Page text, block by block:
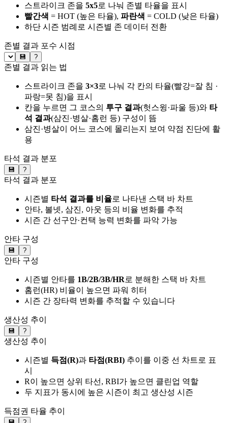
스트라이크 존을 5x5로 나눠 존별 타율을 표시
빨간색 = HOT (높은 타율), 파란색 = COLD (낮은 타율)
하단 시즌 범례로 시즌별 존 데이터 전환
존별 결과 포수 시점
💾 ?
존별 결과 읽는 법
스트라이크 존을 3×3로 나눠 각 칸의 타율(빨강=잘 침 ·
파랑=못 침)을 표시
칸을 누르면 그 코스의 투구 결과(헛스윙·파울 등)와 타
석 결과(삼진·병살·홈런 등) 구성이 뜸
삼진·병살이 어느 코스에 몰리는지 보여 약점 진단에 활
용
타석 결과 분포
💾 ?
타석 결과 분포
시즌별 타석 결과를 비율로 나타낸 스택 바 차트
안타, 볼넷, 삼진, 아웃 등의 비율 변화를 추적
시즌 간 선구안·컨택 능력 변화를 파악 가능
안타 구성
💾 ?
안타 구성
시즌별 안타를 1B/2B/3B/HR로 분해한 스택 바 차트
홈런(HR) 비율이 높으면 파워 히터
시즌 간 장타력 변화를 추적할 수 있습니다
생산성 추이
💾 ?
생산성 추이
시즌별 득점(R)과 타점(RBI) 추이를 이중 선 차트로 표
시
R이 높으면 상위 타선, RBI가 높으면 클린업 역할
두 지표가 동시에 높은 시즌이 최고 생산성 시즌
득점권 타율 추이